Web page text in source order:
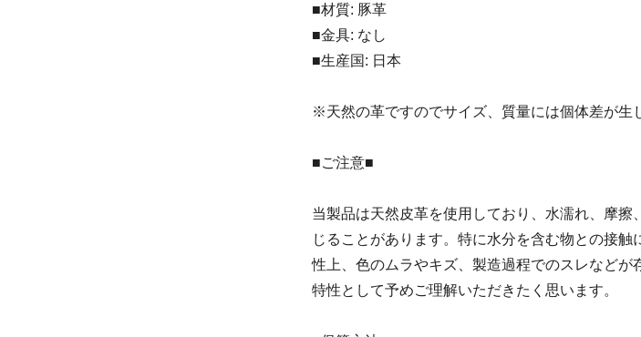
■材質: 豚革
■金具: なし
■生産国: 日本
※天然の革ですのでサイズ、質量には個体差が生
■ご注意■
当製品は天然皮革を使用しており、水濡れ、摩
じることがあります。特に水分を含む物との接
性上、色のムラやキズ、製造過程でのスレなど
特性として予めご理解いただきたく思います。